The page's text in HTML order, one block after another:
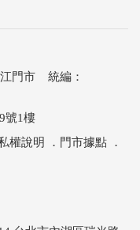
門市 統編：
號1樓
權說明 ． 門市據點 ．